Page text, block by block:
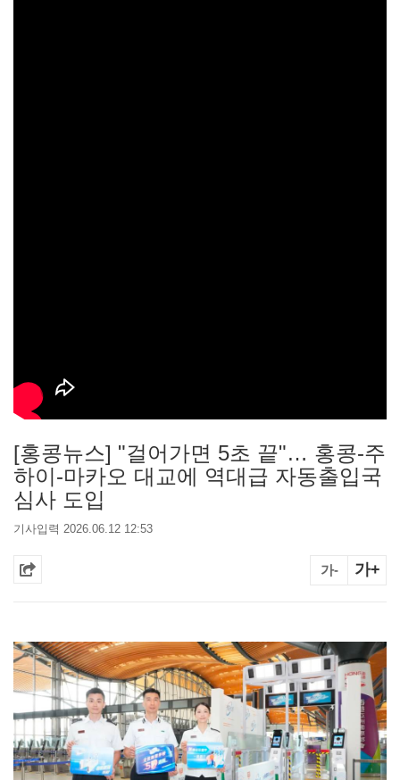
[홍콩뉴스] "걸어가면 5초 끝"… 홍콩-주
하이-마카오 대교에 역대급 자동출입국
심사 도입
기사입력 2026.06.12 12:53
가- 가+